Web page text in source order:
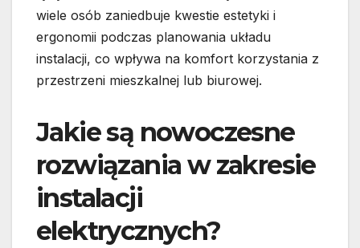
wiele osób zaniedbuje kwestie estetyki i
ergonomii podczas planowania układu
instalacji, co wpływa na komfort korzystania z
przestrzeni mieszkalnej lub biurowej.
Jakie są nowoczesne
rozwiązania w zakresie
instalacji
elektrycznych?